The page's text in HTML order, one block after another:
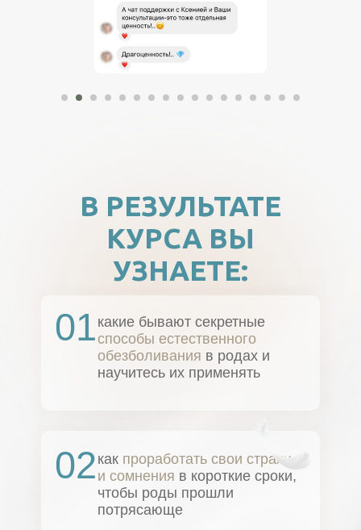
В РЕЗУЛЬТАТЕ
КУРСА ВЫ
УЗНАЕТЕ:
какие бывают секретные
способы естественного
обезболивания в родах и
научитесь их применять
01
как проработать свои страхи
и сомнения в короткие сроки,
чтобы роды прошли
потрясающе
02